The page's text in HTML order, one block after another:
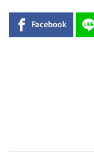
Facebook